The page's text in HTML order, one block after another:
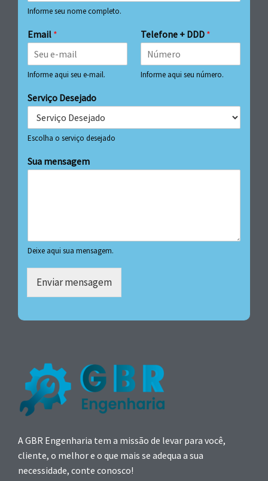
Informe seu nome completo.
Email *
Informe aqui seu e-mail.
Telefone + DDD *
Informe aqui seu número.
Serviço Desejado
Escolha o serviço desejado
Sua mensagem
Deixe aqui sua mensagem.
Enviar mensagem
A GBR Engenharia tem a missão de levar para você,
cliente, o melhor e o que mais se adequa a sua
necessidade, conte conosco!